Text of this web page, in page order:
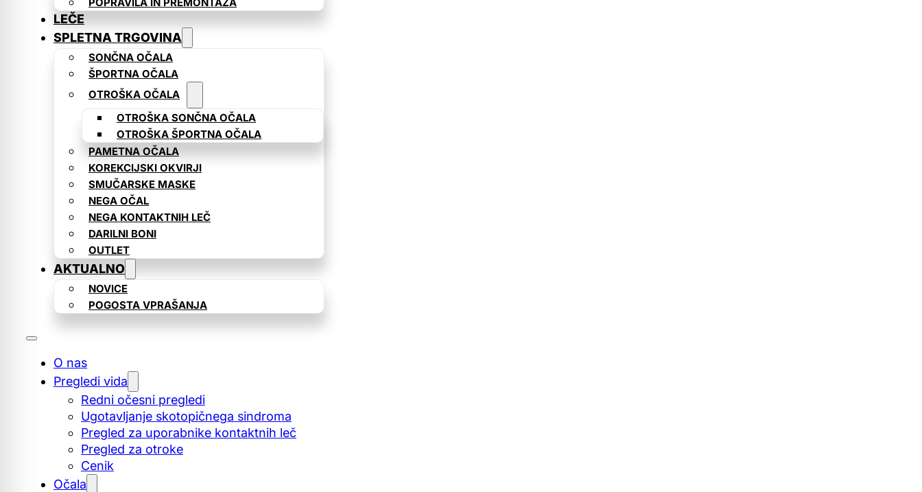
POPRAVILA IN PREMONTAŽA
LEČE
SPLETNA TRGOVINA
SONČNA OČALA
ŠPORTNA OČALA
OTROŠKA OČALA
OTROŠKA SONČNA OČALA
OTROŠKA ŠPORTNA OČALA
PAMETNA OČALA
KOREKCIJSKI OKVIRJI
SMUČARSKE MASKE
NEGA OČAL
NEGA KONTAKTNIH LEČ
DARILNI BONI
OUTLET
AKTUALNO
NOVICE
POGOSTA VPRAŠANJA
O nas
Pregledi vida
Redni očesni pregledi
Ugotavljanje skotopičnega sindroma
Pregled za uporabnike kontaktnih leč
Pregled za otroke
Cenik
Očala